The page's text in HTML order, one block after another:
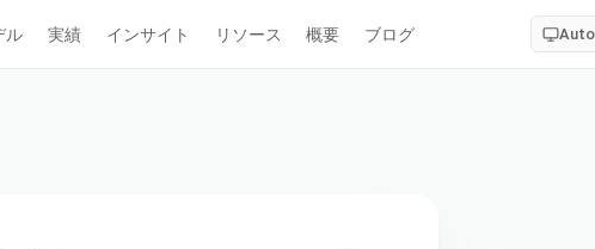
ル 実績 インサイト リソース 概要 ブログ Auto